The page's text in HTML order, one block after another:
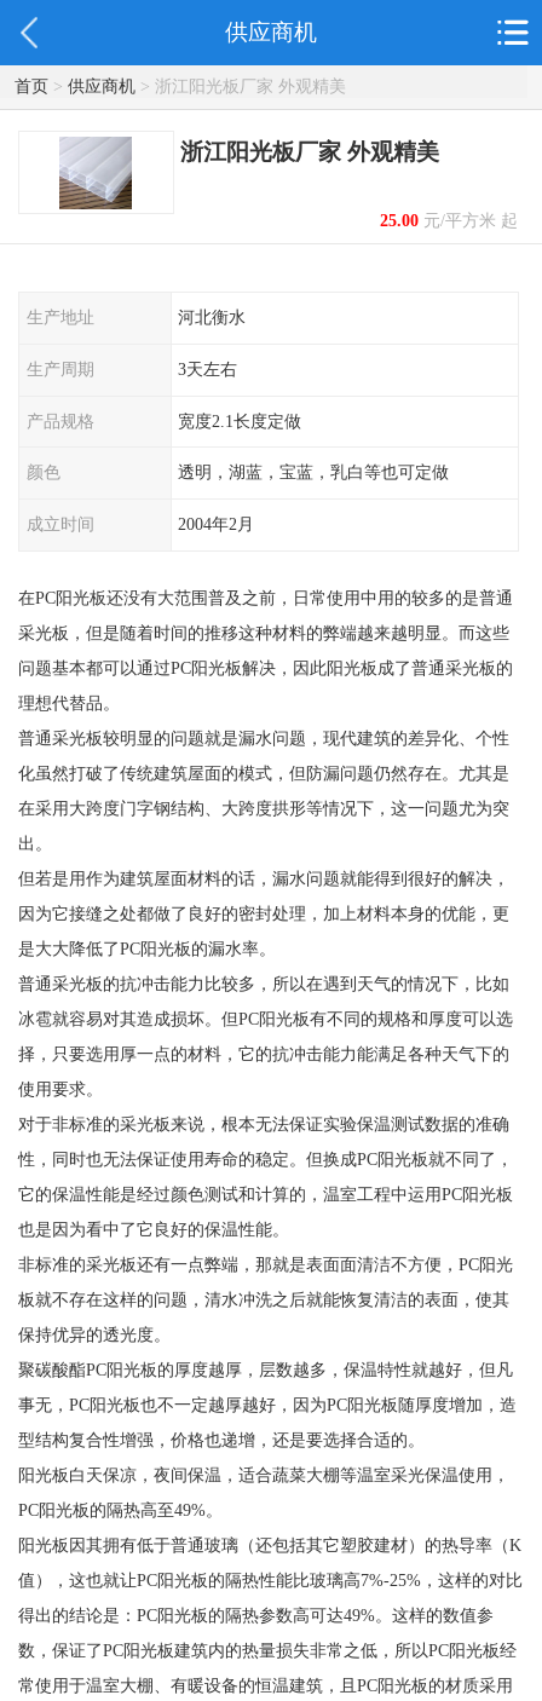
供应商机
首页> 供应商机> 浙江阳光板厂家 外观精美
浙江阳光板厂家 外观精美
25.00元/平方米 起
生产地址 河北衡水
生产周期 3天左右
产品规格 宽度2.1长度定做
颜色 透明，湖蓝，宝蓝，乳白等也可定做
成立时间 2004年2月
在PC阳光板还没有大范围普及之前，日常使用中用的较多的是普通
采光板，但是随着时间的推移这种材料的弊端越来越明显。而这些
问题基本都可以通过PC阳光板解决，因此阳光板成了普通采光板的
理想代替品。
普通采光板较明显的问题就是漏水问题，现代建筑的差异化、个性
化虽然打破了传统建筑屋面的模式，但防漏问题仍然存在。尤其是
在采用大跨度门字钢结构、大跨度拱形等情况下，这一问题尤为突
出。
但若是用作为建筑屋面材料的话，漏水问题就能得到很好的解决，
因为它接缝之处都做了良好的密封处理，加上材料本身的优能，更
是大大降低了PC阳光板的漏水率。
普通采光板的抗冲击能力比较多，所以在遇到天气的情况下，比如
冰雹就容易对其造成损坏。但PC阳光板有不同的规格和厚度可以选
择，只要选用厚一点的材料，它的抗冲击能力能满足各种天气下的
使用要求。
对于非标准的采光板来说，根本无法保证实验保温测试数据的准确
性，同时也无法保证使用寿命的稳定。但换成PC阳光板就不同了，
它的保温性能是经过颜色测试和计算的，温室工程中运用PC阳光板
也是因为看中了它良好的保温性能。
非标准的采光板还有一点弊端，那就是表面面清洁不方便，PC阳光
板就不存在这样的问题，清水冲洗之后就能恢复清洁的表面，使其
保持优异的透光度。
聚碳酸酯PC阳光板的厚度越厚，层数越多，保温特性就越好，但凡
事无，PC阳光板也不一定越厚越好，因为PC阳光板随厚度增加，造
型结构复合性增强，价格也递增，还是要选择合适的。
阳光板白天保凉，夜间保温，适合蔬菜大棚等温室采光保温使用，
PC阳光板的隔热高至49%。
阳光板因其拥有低于普通玻璃（还包括其它塑胶建材）的热导率（K
值），这也就让PC阳光板的隔热性能比玻璃高7%-25%，这样的对比
得出的结论是：PC阳光板的隔热参数高可达49%。这样的数值参
数，保证了PC阳光板建筑内的热量损失非常之低，所以PC阳光板经
常使用于温室大棚、有暖设备的恒温建筑，且PC阳光板的材质采用